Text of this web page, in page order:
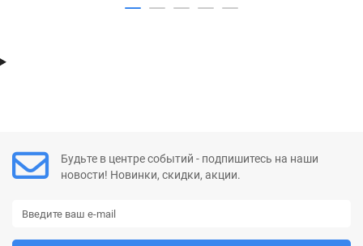
Будьте в центре событий - подпишитесь на наши
новости! Новинки, скидки, акции.